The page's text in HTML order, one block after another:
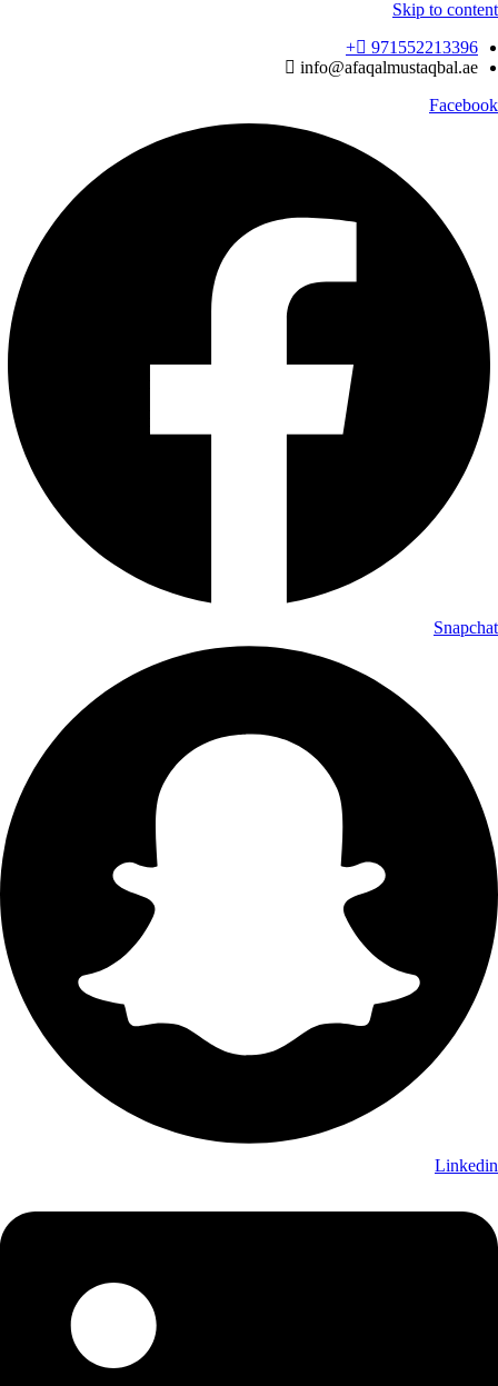
Skip to content
971552213396‬+
info@afaqalmustaqbal.ae
Facebook
Snapchat
Linkedin